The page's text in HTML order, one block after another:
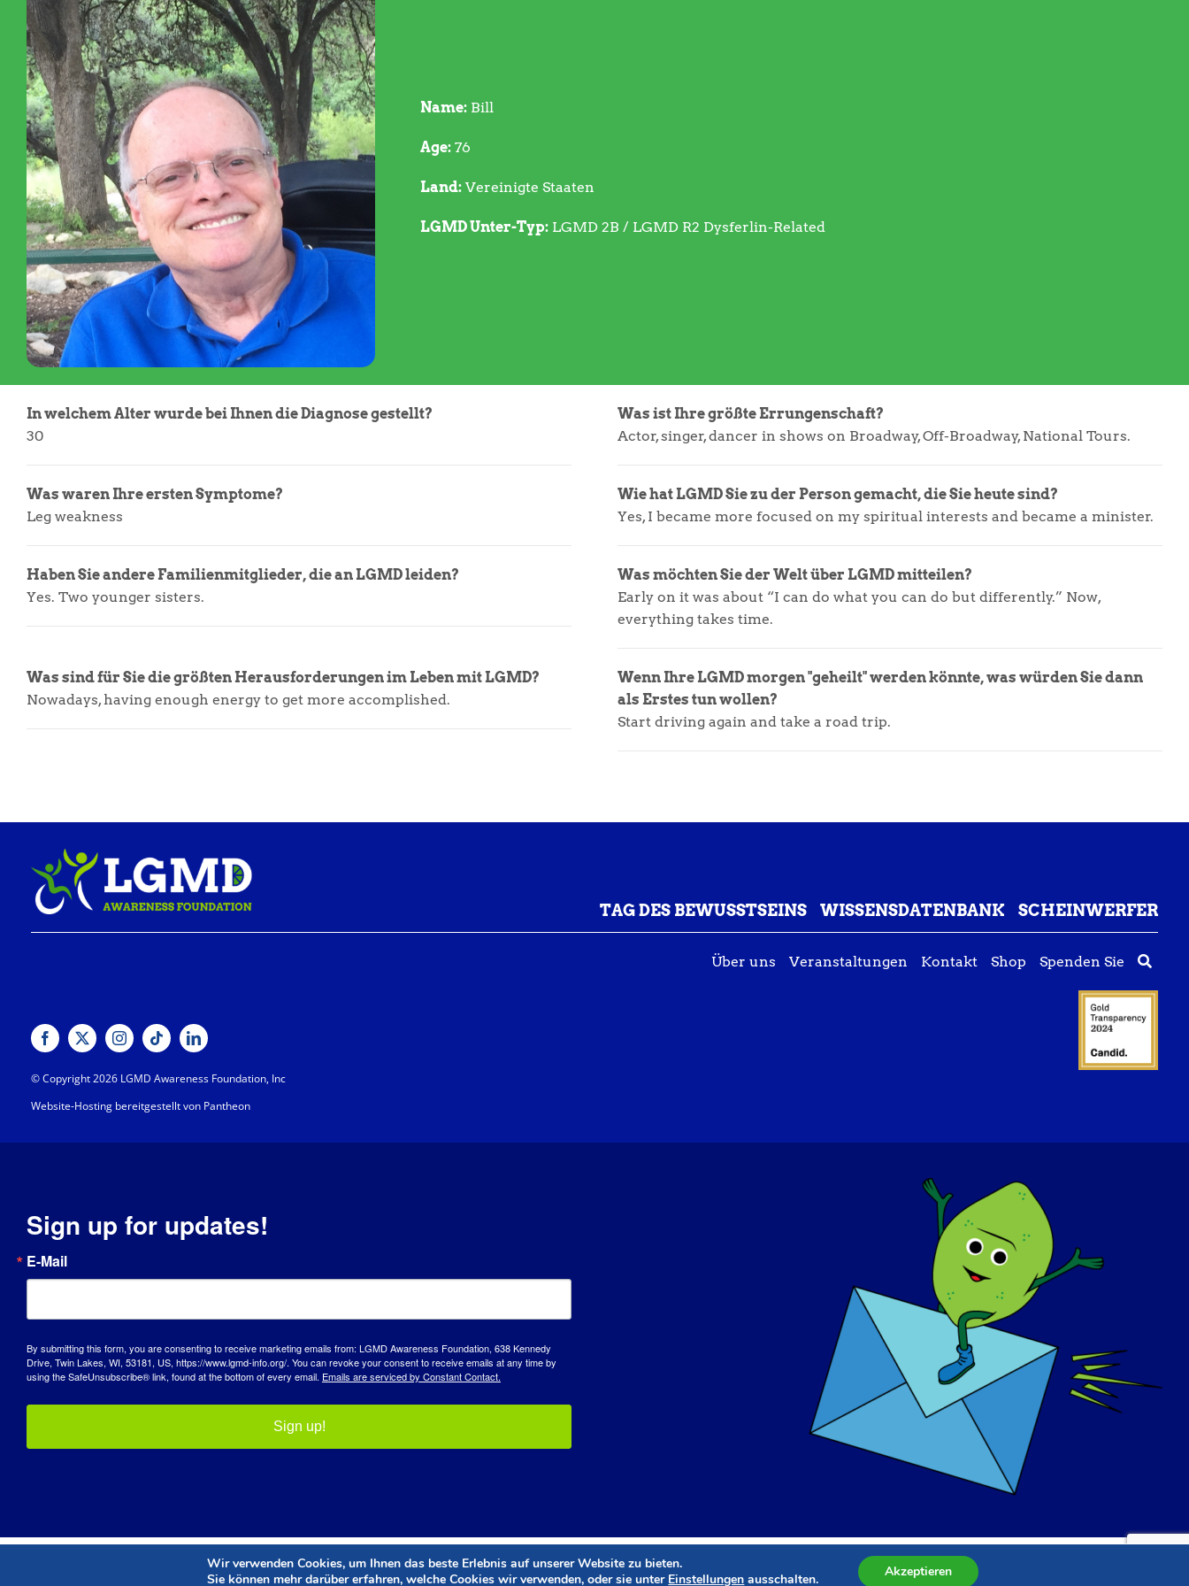
Name: Bill
Age: 76
Land: Vereinigte Staaten
LGMD Unter-Typ: LGMD 2B / LGMD R2 Dysferlin-Related
In welchem Alter wurde bei Ihnen die Diagnose gestellt?
30
Was ist Ihre größte Errungenschaft?
Actor, singer, dancer in shows on Broadway, Off-Broadway, National Tours.
Was waren Ihre ersten Symptome?
Leg weakness
Wie hat LGMD Sie zu der Person gemacht, die Sie heute sind?
Yes, I became more focused on my spiritual interests and became a minister.
Haben Sie andere Familienmitglieder, die an LGMD leiden?
Yes. Two younger sisters.
Was möchten Sie der Welt über LGMD mitteilen?
Early on it was about “I can do what you can do but differently.” Now,
everything takes time.
Was sind für Sie die größten Herausforderungen im Leben mit LGMD?
Nowadays, having enough energy to get more accomplished.
Wenn Ihre LGMD morgen "geheilt" werden könnte, was würden Sie dann
als Erstes tun wollen?
Start driving again and take a road trip.
TAG DES BEWUSSTSEINS WISSENSDATENBANK SCHEINWERFER
Über uns Veranstaltungen Kontakt Shop Spenden Sie
© Copyright 2026 LGMD Awareness Foundation, Inc
Website-Hosting bereitgestellt von Pantheon
Sign up for updates!
E-Mail
By submitting this form, you are consenting to receive marketing emails from: LGMD Awareness Foundation, 638 Kennedy
Drive, Twin Lakes, WI, 53181, US, https://www.lgmd-info.org/. You can revoke your consent to receive emails at any time by
using the SafeUnsubscribe® link, found at the bottom of every email. Emails are serviced by Constant Contact.
Sign up!
Website-Design und -EntwicklungvonDooley & Partner
Wir verwenden Cookies, um Ihnen das beste Erlebnis auf unserer Website zu bieten.
Sie können mehr darüber erfahren, welche Cookies wir verwenden, oder sie unter Einstellungen ausschalten. Akzeptieren